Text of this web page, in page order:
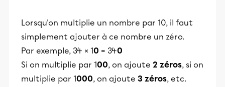
Lorsqu'on multiplie un nombre par 10, il faut
simplement ajouter à ce nombre un zéro.
Par exemple, 34 × 10 = 340
Si on multiplie par 100, on ajoute 2 zéros, si on
multiplie par 1000, on ajoute 3 zéros, etc.